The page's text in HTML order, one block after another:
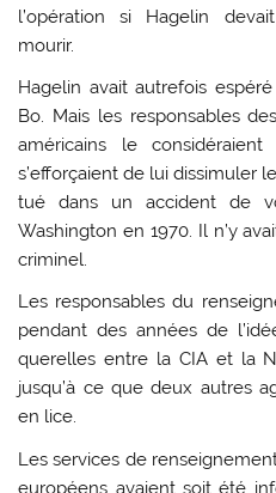
l’opération si Hagelin
mourir.
Hagelin avait autrefois
Bo. Mais les responsables
américains le
s’efforçaient de lui dissimuler
tué dans un accident de
Washington en 1970. Il n’y
criminel.
Les responsables du
pendant des années de
querelles entre la CIA et la
jusqu’à ce que deux autres
en lice.
Les services de
européens avaient soit été